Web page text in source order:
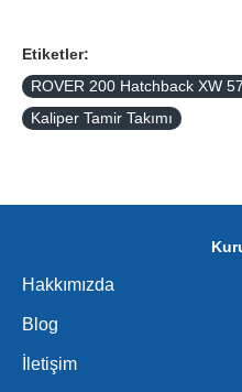
Etiketler:
ROVER 200 Hatchback XW
Kaliper Tamir Takımı
Hakkımızda
Blog
İletişim